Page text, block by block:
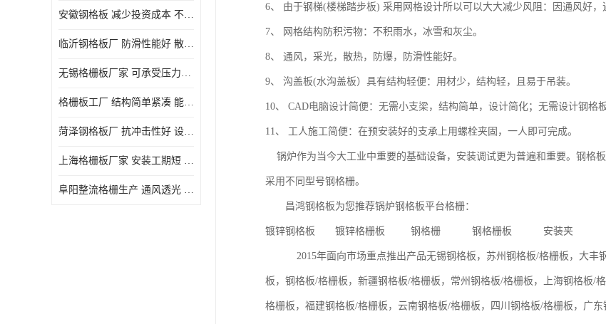
安徽钢格板 减少投资成本 不用清洗和维护
临沂钢格板厂 防滑性能好 散热防爆效果好
无锡格栅板厂家 可承受压力强 安装需要人工少
格栅板工厂 结构简单紧凑 能减少风力破坏
菏泽钢格板厂 抗冲击性好 设计规范 通风透光
上海格栅板厂家 安装工期短 通风好 减少风阻
阜阳整流格栅生产 通风透光 免清理和维护
6、 由于钢梯(楼梯踏步板) 采用网格设计所以可以大大减少风阻：因通风好
7、 网格结构防积污物：不积雨水，冰雪和灰尘。
8、 通风，采光，散热，防爆，防滑性能好。
9、 沟盖板(水沟盖板）具有结构轻便：用材少，结构轻，且易于吊装。
10、 CAD电脑设计简便：无需小支梁，结构简单，设计简化；无需设计钢格
11、 工人施工简便：在预安装好的支承上用螺栓夹固，一人即可完成。
锅炉作为当今大工业中重要的基础设备，安装调试更为普遍和重要。钢格
采用不同型号钢格栅。
昌鸿钢格板为您推荐锅炉钢格板平台格栅：
镀锌钢格板 镀锌格栅板 钢格栅 钢格栅板 安装夹
2015年面向市场重点推出产品无锡钢格板，苏州钢格板/格栅板，大丰
板，钢格板/格栅板，新疆钢格板/格栅板，常州钢格板/格栅板，上海钢格板/
格栅板，福建钢格板/格栅板，云南钢格板/格栅板，四川钢格板/格栅板，广